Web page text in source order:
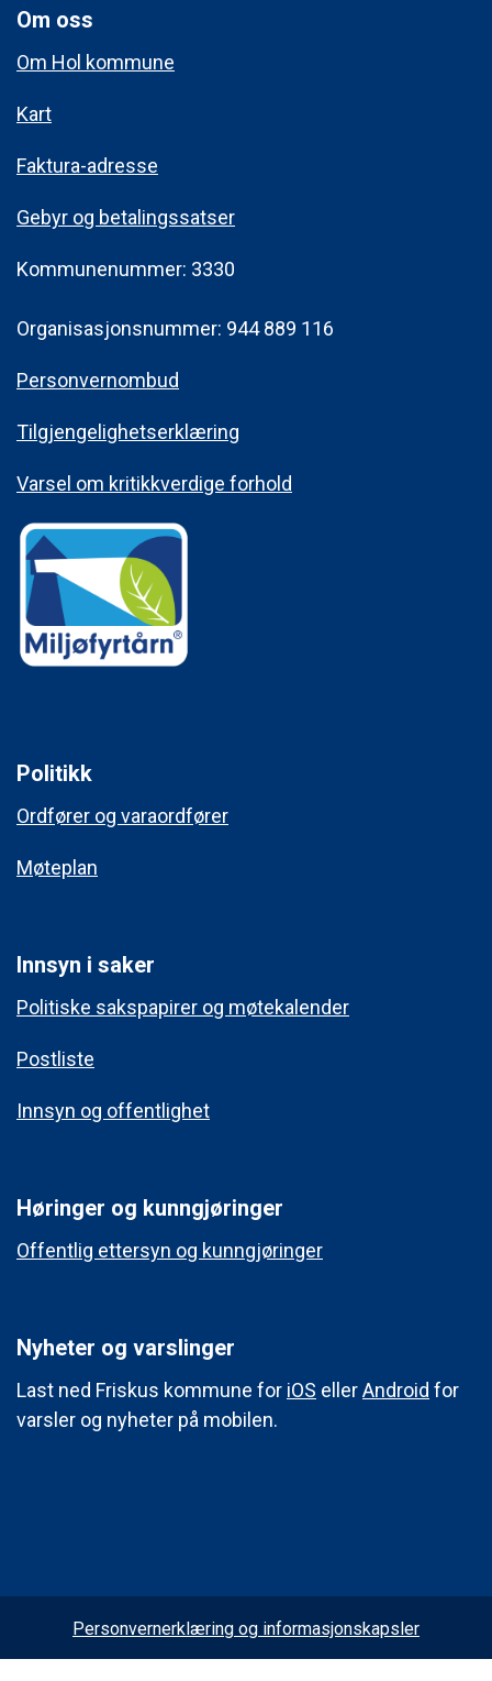
Om oss
Om Hol kommune
Kart
Faktura-adresse
Gebyr og betalingssatser
Kommunenummer: 3330
Organisasjonsnummer: 944 889 116
Personvernombud
Tilgjengelighetserklæring
Varsel om kritikkverdige forhold
Politikk
Ordfører og varaordfører
Møteplan
Innsyn i saker
Politiske sakspapirer og møtekalender
Postliste
Innsyn og offentlighet
Høringer og kunngjøringer
Offentlig ettersyn og kunngjøringer
Nyheter og varslinger
Last ned Friskus kommune for iOS ellerAndroid for
varsler og nyheter på mobilen.
Personvernerklæring og informasjonskapsler